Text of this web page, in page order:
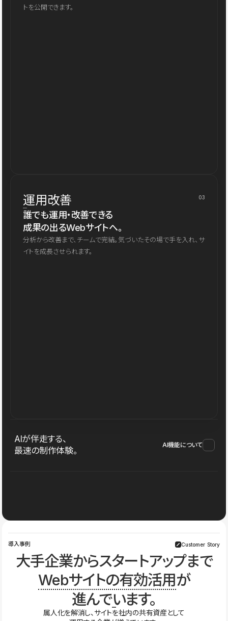
トを公開できます。
運用改善 03
誰でも運用・改善できる
成果の出るWebサイトへ。
分析から改善まで、チームで完結。気づいたその場で手を入れ、サ
イトを成長させられます。
AIが伴走する、
最速の制作体験。
AI機能について
導入事例 Customer Story
大手企業からスタートアップまで
Webサイトの有効活用が
進んでいます。
属人化を解消し、サイトを社内の共有資産として